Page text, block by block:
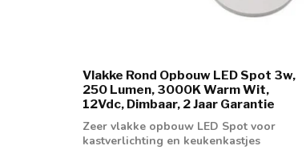
Vlakke Rond Opbouw LED Spot 3w,
250 Lumen, 3000K Warm Wit,
12Vdc, Dimbaar, 2 Jaar Garantie
Zeer vlakke opbouw LED Spot voor
kastverlichting en keukenkastjes